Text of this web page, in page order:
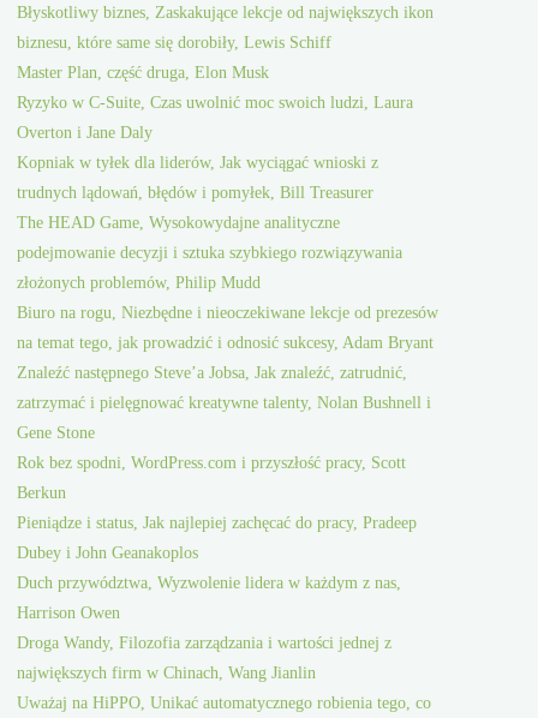
Błyskotliwy biznes, Zaskakujące lekcje od największych ikon
biznesu, które same się dorobiły, Lewis Schiff
Master Plan, część druga, Elon Musk
Ryzyko w C-Suite, Czas uwolnić moc swoich ludzi, Laura
Overton i Jane Daly
Kopniak w tyłek dla liderów, Jak wyciągać wnioski z
trudnych lądowań, błędów i pomyłek, Bill Treasurer
The HEAD Game, Wysokowydajne analityczne
podejmowanie decyzji i sztuka szybkiego rozwiązywania
złożonych problemów, Philip Mudd
Biuro na rogu, Niezbędne i nieoczekiwane lekcje od prezesów
na temat tego, jak prowadzić i odnosić sukcesy, Adam Bryant
Znaleźć następnego Steve’a Jobsa, Jak znaleźć, zatrudnić,
zatrzymać i pielęgnować kreatywne talenty, Nolan Bushnell i
Gene Stone
Rok bez spodni, WordPress.com i przyszłość pracy, Scott
Berkun
Pieniądze i status, Jak najlepiej zachęcać do pracy, Pradeep
Dubey i John Geanakoplos
Duch przywództwa, Wyzwolenie lidera w każdym z nas,
Harrison Owen
Droga Wandy, Filozofia zarządzania i wartości jednej z
największych firm w Chinach, Wang Jianlin
Uważaj na HiPPO, Unikać automatycznego robienia tego, co